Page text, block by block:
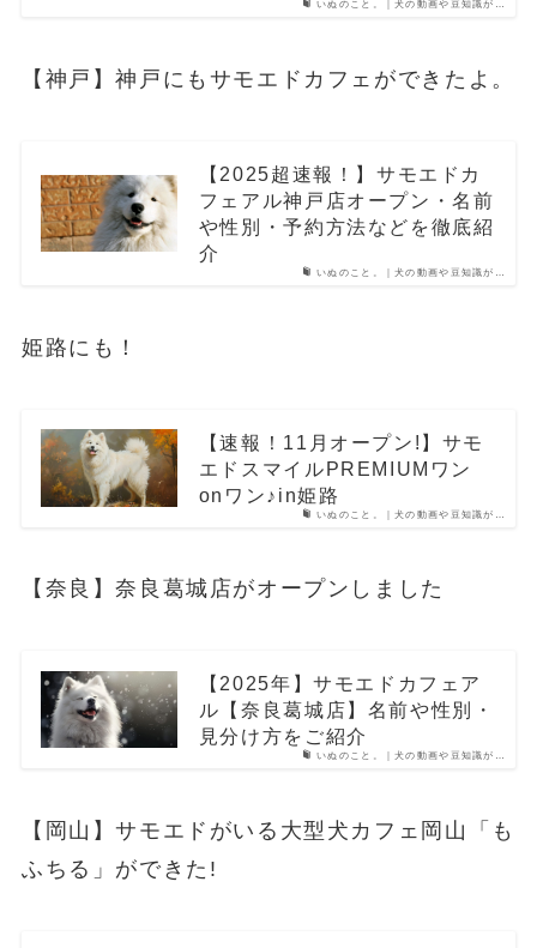
いぬのこと。｜犬の動画や豆知識が…
【神戸】神戸にもサモエドカフェができたよ。
いぬのこと。｜犬の動画や豆知識が…
【2025超速報！】サモエドカ
フェアル神戸店オープン・名前
や性別・予約方法などを徹底紹
介
姫路にも！
いぬのこと。｜犬の動画や豆知識が…
【速報！11月オープン!】サモ
エドスマイルPREMIUMワン
onワン♪in姫路
【奈良】奈良葛城店がオープンしました
いぬのこと。｜犬の動画や豆知識が…
【2025年】サモエドカフェア
ル【奈良葛城店】名前や性別・
見分け方をご紹介
【岡山】サモエドがいる大型犬カフェ岡山「も
ふちる」ができた!